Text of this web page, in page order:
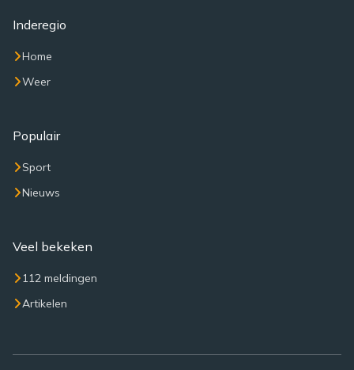
Inderegio
Home
Weer
Populair
Sport
Nieuws
Veel bekeken
112 meldingen
Artikelen